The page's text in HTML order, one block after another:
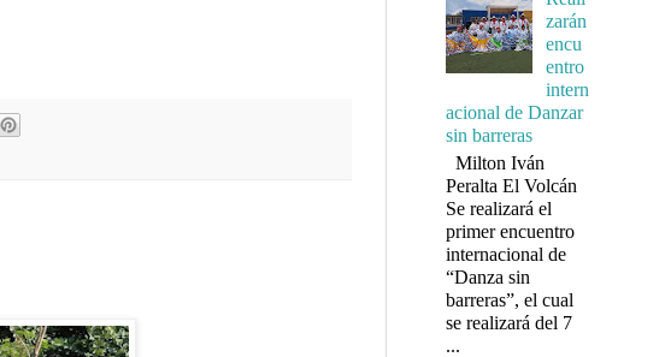
zarán
encu
entro
intern
acional de Danzar
sin barreras
Milton Iván
Peralta El Volcán
Se realizará el
primer encuentro
internacional de
“Danza sin
barreras”, el cual
se realizará del 7
...